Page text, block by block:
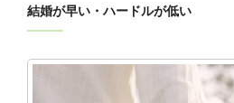
‭結婚が早い・ハードルが低い‬